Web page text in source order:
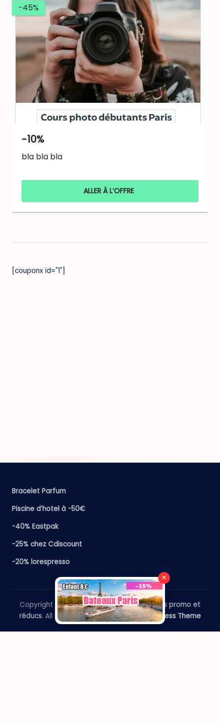
-45%
-10%
bla bla bla
ALLER À L’OFFRE
[couponx id="1"]
Bracelet Parfum
Piscine d’hotel à -50€
-40% Eastpak
-25% chez Cdiscount
-20% lorespresso
Copyright 2026 —
​Le Paris Guide - Codes promo et
réducs. All rights reserved.Bloghash WordPress Theme
×